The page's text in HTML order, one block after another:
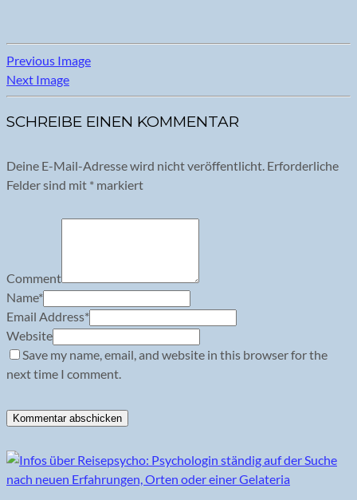
Previous Image
Next Image
SCHREIBE EINEN KOMMENTAR
Deine E-Mail-Adresse wird nicht veröffentlicht. Erforderliche
Felder sind mit * markiert
Comment
Name*
Email Address*
Website
Save my name, email, and website in this browser for the
next time I comment.